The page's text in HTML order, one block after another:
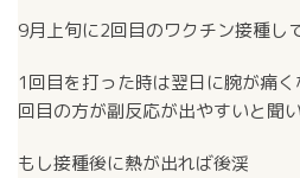
9月上旬に2回目のワクチン接種し
1回目を打った時は翌日に腕が痛
回目の方が副反応が出やすいと聞
もし接種後に熱が出れば後渓